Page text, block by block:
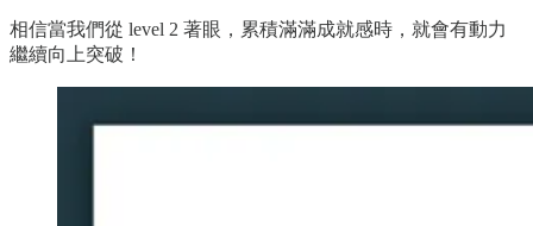
相信當我們從 level 2 著眼，累積滿滿成就感時，就會有動力
繼續向上突破！